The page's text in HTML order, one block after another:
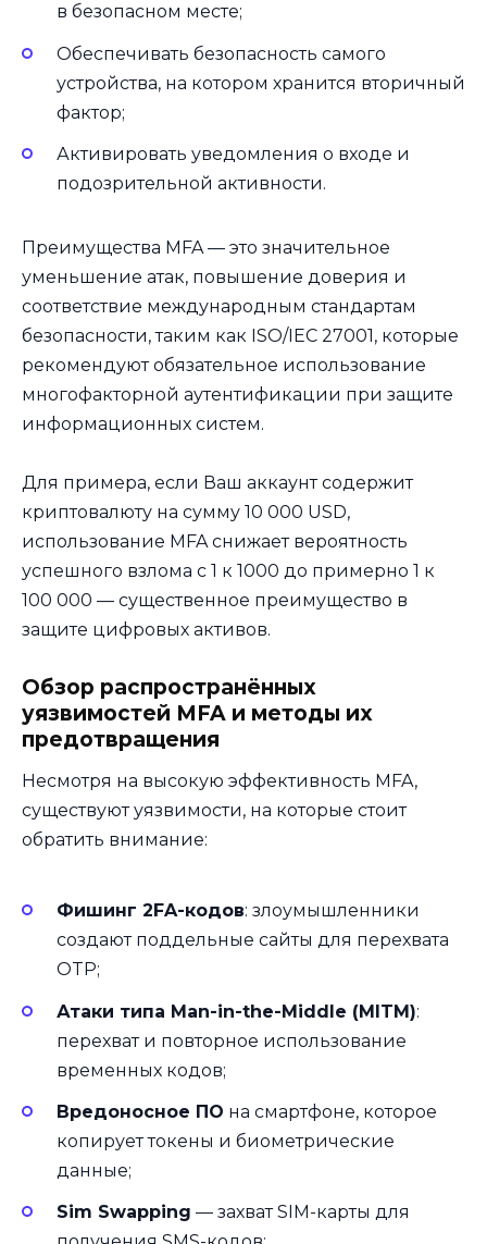
в безопасном месте;
Обеспечивать безопасность самого
устройства, на котором хранится вторичный
фактор;
Активировать уведомления о входе и
подозрительной активности.
Преимущества MFA — это значительное
уменьшение атак, повышение доверия и
соответствие международным стандартам
безопасности, таким как ISO/IEC 27001, которые
рекомендуют обязательное использование
многофакторной аутентификации при защите
информационных систем.
Для примера, если Ваш аккаунт содержит
криптовалюту на сумму 10 000 USD,
использование MFA снижает вероятность
успешного взлома с 1 к 1000 до примерно 1 к
100 000 — существенное преимущество в
защите цифровых активов.
Обзор распространённых
уязвимостей MFA и методы их
предотвращения
Несмотря на высокую эффективность MFA,
существуют уязвимости, на которые стоит
обратить внимание:
Фишинг 2FA-кодов: злоумышленники
создают поддельные сайты для перехвата
OTP;
Атаки типа Man-in-the-Middle (MITM):
перехват и повторное использование
временных кодов;
Вредоносное ПО на смартфоне, которое
копирует токены и биометрические
данные;
Sim Swapping — захват SIM-карты для